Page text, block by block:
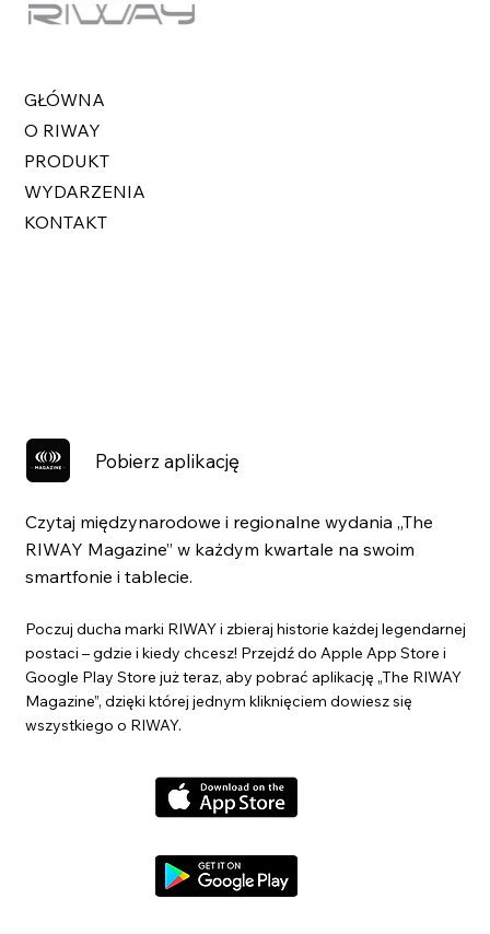
GŁÓWNA
O RIWAY
PRODUKT
WYDARZENIA
KONTAKT
Pobierz aplikację
Czytaj międzynarodowe i regionalne wydania „The
RIWAY Magazine” w każdym kwartale na swoim
smartfonie i tablecie.
Poczuj ducha marki RIWAY i zbieraj historie każdej legendarnej
postaci – gdzie i kiedy chcesz! Przejdź do Apple App Store i
Google Play Store już teraz, aby pobrać aplikację „The RIWAY
Magazine”, dzięki której jednym kliknięciem dowiesz się
wszystkiego o RIWAY.